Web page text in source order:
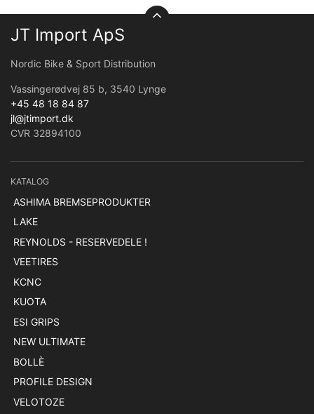
JT Import ApS
Nordic Bike & Sport Distribution
Vassingerødvej 85 b, 3540 Lynge
+45 48 18 84 87
jl@jtimport.dk
CVR 32894100
KATALOG
ASHIMA BREMSEPRODUKTER
LAKE
REYNOLDS - RESERVEDELE !
VEETIRES
KCNC
KUOTA
ESI GRIPS
NEW ULTIMATE
BOLLÈ
PROFILE DESIGN
VELOTOZE